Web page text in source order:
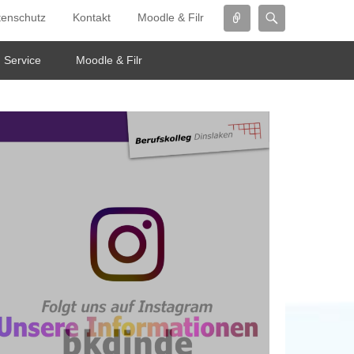
Connect
Kontakt Moodle & Filr
Service Moodle & Filr